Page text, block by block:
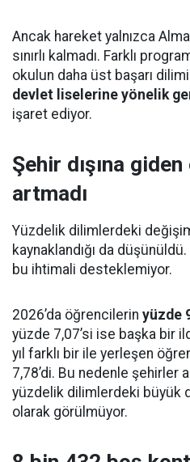
Ancak hareket yalnızca
sınırlı kalmadı. Farklı
okulun daha üst başarı
devlet liselerine yönelik
işaret ediyor.
Şehir dışına
artmadı
Yüzdelik dilimlerdeki
kaynaklandığı da
bu ihtimali desteklemiyor.
2026’da öğrencilerin yüzde
yüzde 7,07’si ise başka bir
yıl farklı bir ile yerleşen
7,78’di. Bu nedenle şehirler
yüzdelik dilimlerdeki büyük
olarak görülmüyor.